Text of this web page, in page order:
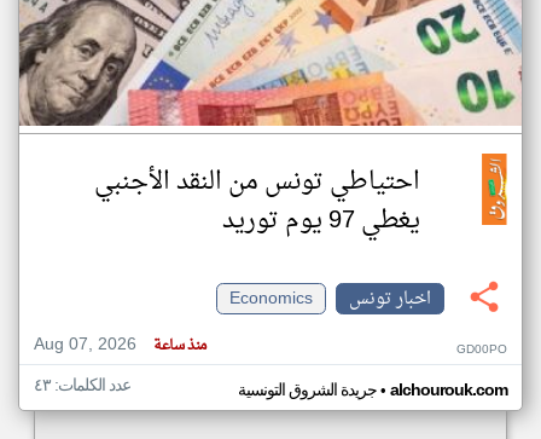
احتياطي تونس من النقد الأجنبي
يغطي 97 يوم توريد
اخبار تونس
Economics
Aug 07, 2026
منذ ساعة GD00PO
جريدة الشروق التونسية• alchourouk.com عدد الكلمات: ٤٣